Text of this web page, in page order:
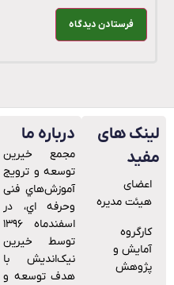
های
اعضای
هیئت مدیره
کارگروه
آمایش و
پژوهش
درباره ما
ﻣﺠﻤﻊ ﺧﯿﺮﯾﻦ
ﺗﻮﺳﻌﻪ و ﺗﺮوﯾﺞ
آﻣﻮزش‌ﻫﺎي ﻓﻨﯽ
وﺣﺮﻓﻪ اي، در
اﺳﻔﻨﺪﻣﺎه ۱۳۹۶
توسط خیرین
نیک‌اندیش با
هدف ﺗﻮﺳﻌﻪ و